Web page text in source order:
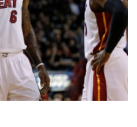
LINE EMAIL